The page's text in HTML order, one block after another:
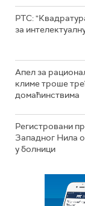
РТС:
за
Апел за
климе троше
домаћинствима
Регистровани
Западног Нила
у болници